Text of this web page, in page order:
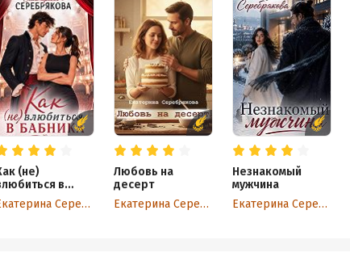
(не)
в
Екатерина Серебрякова
Любовь на
десерт
Екатерина Серебрякова
Незнакомый
мужчина
Екатерина Серебрякова